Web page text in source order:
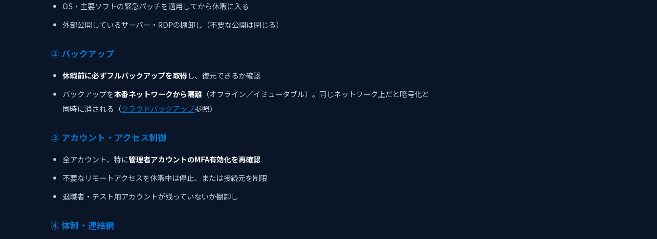
OS・主要ソフトの緊急パッチを適用してから休暇に入る
外部公開しているサーバー・RDPの棚卸し（不要な公開は閉じる）
② バックアップ
休暇前に必ずフルバックアップを取得し、復元できるか確認
バックアップを本番ネットワークから隔離 （オフライン／イミュータブル）。同じネットワーク上だと暗号化と
同時に消される（クラウドバックアップ参照）
③ アカウント・アクセス制御
全アカウント、特に管理者アカウントのMFA有効化を再確認
不要なリモートアクセスを休暇中は停止、または接続元を制限
退職者・テスト用アカウントが残っていないか棚卸し
④ 体制・連絡網